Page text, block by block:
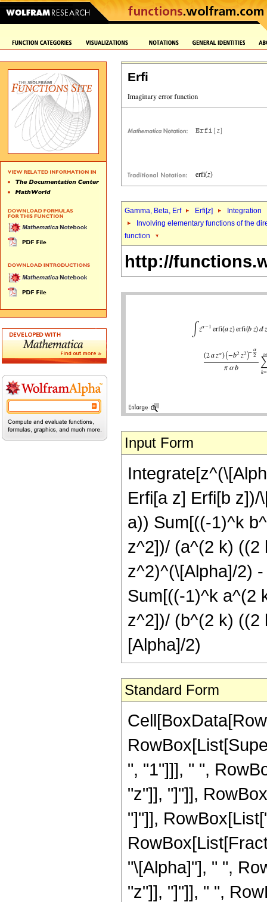
Erfi
Gamma, Beta, Erf Erfi[z]
Integration
Involving elementary functions of the
function
http://
Input Form
Erfi[a z] Erfi[b z])/
a)) Sum[((-1)^k
z^2])/ (a^(2 k) ((2
z^2)^(\[Alpha]/2)
Sum[((-1)^k a^(2
z^2])/ (b^(2 k) ((2
[Alpha]/2)
Standard Form
", "1"]]], " ",
"z"]], "]"]],
"]"]],
"\[Alpha]"], " ",
"z"]], "]"]], " ",